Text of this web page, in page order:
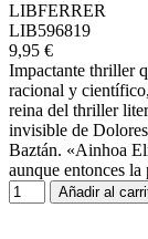
LIBFERRER
LIB596819
9,95 €
Impactante thriller
racional y
reina del thriller
invisible de
Baztán. «Ainhoa
aunque entonces la
Añadir al